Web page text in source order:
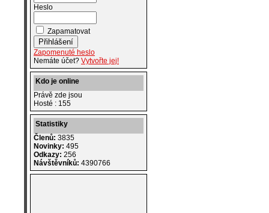
Heslo
Zapamatovat
Zapomenuté heslo
Nemáte účet? Vytvořte jej!
Kdo je online
Právě zde jsou
Hosté : 155
Statistiky
Členů: 3835
Novinky: 495
Odkazy: 256
Návštěvníků: 4390766